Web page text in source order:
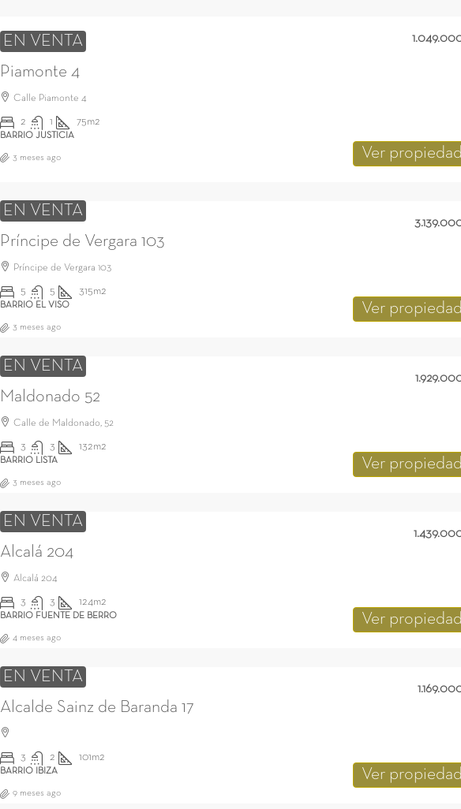
EN VENTA
Piamonte 4
Calle Piamonte 4
2 1 75m2
BARRIO JUSTICIA
Ver propiedad
3 meses ago
EN VENTA
Príncipe de Vergara 103
Príncipe de Vergara 103
5 5 315m2
BARRIO EL VISO Ver propiedad
3 meses ago
EN VENTA
Maldonado 52
Calle de Maldonado, 52
3 3 132m2
BARRIO LISTA Ver propiedad
3 meses ago
EN VENTA
Alcalá 204
Alcalá 204
3 3 124m2
BARRIO FUENTE DE BERRO Ver propiedad
4 meses ago
EN VENTA
Alcalde Sainz de Baranda 17
3 2 101m2
BARRIO IBIZA Ver propiedad
9 meses ago